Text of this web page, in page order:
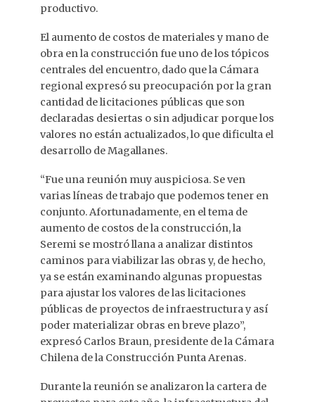
productivo.
El aumento de costos de materiales y mano de
obra en la construcción fue uno de los tópicos
centrales del encuentro, dado que la Cámara
regional expresó su preocupación por la gran
cantidad de licitaciones públicas que son
declaradas desiertas o sin adjudicar porque los
valores no están actualizados, lo que dificulta el
desarrollo de Magallanes.
“Fue una reunión muy auspiciosa. Se ven
varias líneas de trabajo que podemos tener en
conjunto. Afortunadamente, en el tema de
aumento de costos de la construcción, la
Seremi se mostró llana a analizar distintos
caminos para viabilizar las obras y, de hecho,
ya se están examinando algunas propuestas
para ajustar los valores de las licitaciones
públicas de proyectos de infraestructura y así
poder materializar obras en breve plazo”,
expresó Carlos Braun, presidente de la Cámara
Chilena de la Construcción Punta Arenas.
Durante la reunión se analizaron la cartera de